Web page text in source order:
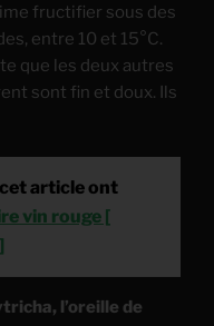
fructifier sous des
entre 10 et 15°C.
que les deux autres
sont fin et doux. Ils
article ont
vin rouge [
l’oreille de